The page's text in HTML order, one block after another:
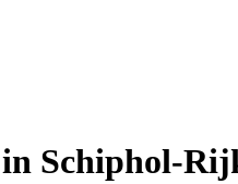
Schiphol-